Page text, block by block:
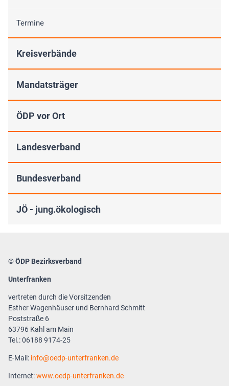
Termine
Kreisverbände
Mandatsträger
ÖDP vor Ort
Landesverband
Bundesverband
JÖ - jung.ökologisch
© ÖDP Bezirksverband
Unterfranken
vertreten durch die Vorsitzenden
Esther Wagenhäuser und Bernhard Schmitt
Poststraße 6
63796 Kahl am Main
Tel.: 06188 9174-25
E-Mail: info oedp-unterfranken.de
Internet:www.oedp-unterfranken.de